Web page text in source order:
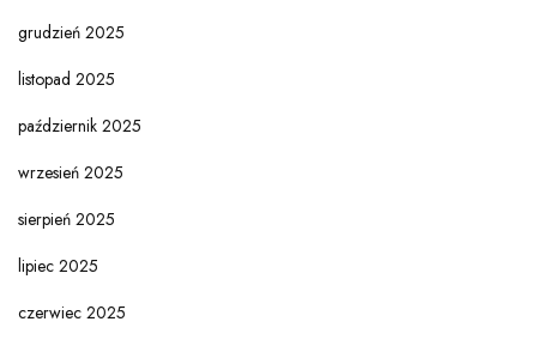
grudzień 2025
listopad 2025
październik 2025
wrzesień 2025
sierpień 2025
lipiec 2025
czerwiec 2025